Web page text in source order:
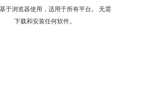
于浏览器使用，适用于所有平台。 无需
下载和安装任何软件。